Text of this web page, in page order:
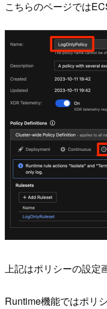
こちらのページでは
上記はポリシーの設定
Runtime機能ではポリ